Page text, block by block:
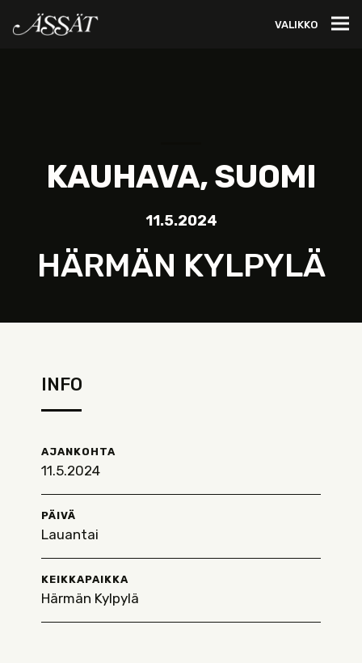
VALIKKO
KAUHAVA, SUOMI
11.5.2024
HÄRMÄN KYLPYLÄ
INFO
AJANKOHTA
11.5.2024
PÄIVÄ
Lauantai
KEIKKAPAIKKA
Härmän Kylpylä